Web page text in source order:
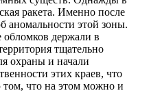
ракета. Именно после
аномальности этой зоны.
держали в
тщательно
охраны и начали
этих краев, что
что на этом можно и